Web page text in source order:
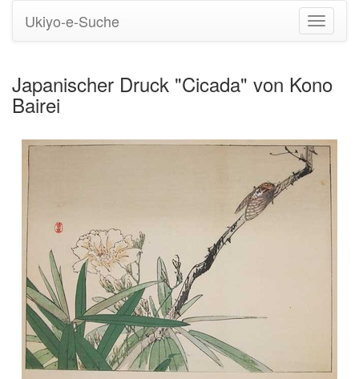
Ukiyo-e-Suche
Japanischer Druck "Cicada" von Kono
Bairei